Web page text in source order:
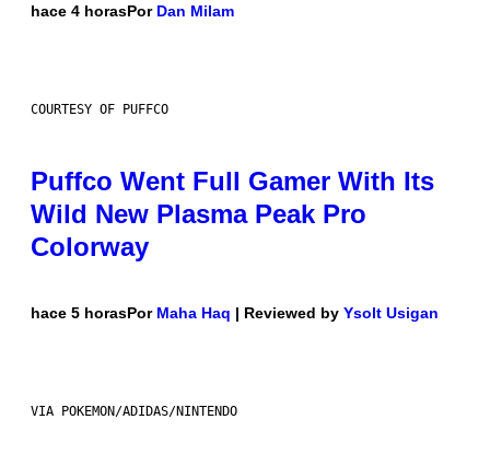
hace 4 horasPor Dan Milam
COURTESY OF PUFFCO
Puffco Went Full Gamer With Its
Wild New Plasma Peak Pro
Colorway
hace 5 horasPor Maha Haq | Reviewed by Ysolt Usigan
VIA POKEMON/ADIDAS/NINTENDO